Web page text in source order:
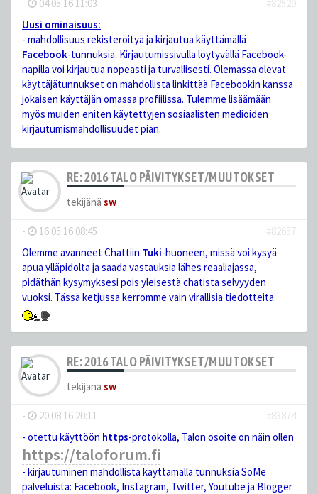
- 04.05.16 11:03
#82529
Uusi ominaisuus:
- mahdollisuus rekisteröityä ja kirjautua käyttämällä
Facebook-tunnuksia. Kirjautumissivulla löytyvällä Facebook-
napilla voi kirjautua nopeasti ja turvallisesti. Olemassa olevat
käyttäjätunnukset on mahdollista linkittää Facebookin kanssa
jokaisen käyttäjän omassa profiilissa. Tulemme lisäämään
myös muiden eniten käytettyjen sosiaalisten medioiden
kirjautumismahdollisuudet pian.
RE: 2016 TALO PÄIVITYKSET/MUUTOKSET
tekijänä sw
- 16.05.16 08:45
#82657
Olemme avanneet Chattiin Tuki-huoneen, missä voi kysyä
apua ylläpidolta ja saada vastauksia lähes reaaliajassa,
pidäthän kysymyksesi pois yleisestä chatista selvyyden
vuoksi. Tässä ketjussa kerromme vain virallisia tiedotteita.
RE: 2016 TALO PÄIVITYKSET/MUUTOKSET
tekijänä sw
- 20.08.16 20:11
#83874
- otettu käyttöön https-protokolla, Talon osoite on näin ollen
https://taloforum.fi
- kirjautuminen mahdollista käyttämällä tunnuksia SoMe
palveluista: Facebook, Instagram, Twitter, Youtube ja Blogger